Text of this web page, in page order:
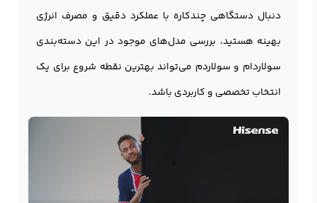
دنبال دستگاهی چندکاره با عملکرد دقیق و مصرف انرژی
بهینه هستید، بررسی مدل‌های موجود در این دسته‌بندی
سولاردام و سولاردم می‌تواند بهترین نقطه شروع برای یک
انتخاب تخصصی و کاربردی باشد.